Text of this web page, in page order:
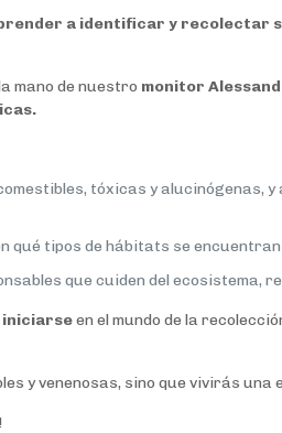
a identificar y recolectar
mano de nuestro monitor
tóxicas y
qué tipos de hábitats se
que cuiden del
iniciarseen el mundo de la
y venenosas, sino que vivirás